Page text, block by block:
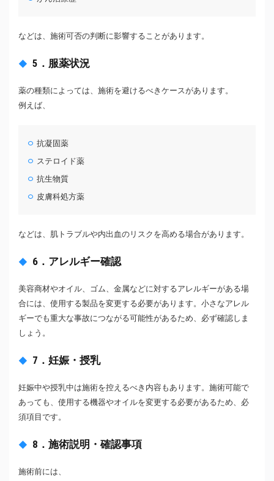
などは、施術可否の判断に影響することがあります。
5．服薬状況
薬の種類によっては、施術を避けるべきケースがあります。
例えば、
抗凝固薬
ステロイド薬
抗生物質
皮膚科処方薬
などは、肌トラブルや内出血のリスクを高める場合があります。
6．アレルギー確認
美容商材やオイル、ゴム、金属などに対するアレルギーがある場
合には、使用する製品を変更する必要があります。小さなアレル
ギーでも重大な事故につながる可能性があるため、必ず確認しま
しょう。
7．妊娠・授乳
妊娠中や授乳中は施術を控えるべき内容もあります。施術可能で
あっても、使用する機器やオイルを変更する必要があるため、必
須項目です。
8．施術説明・確認事項
施術前には、